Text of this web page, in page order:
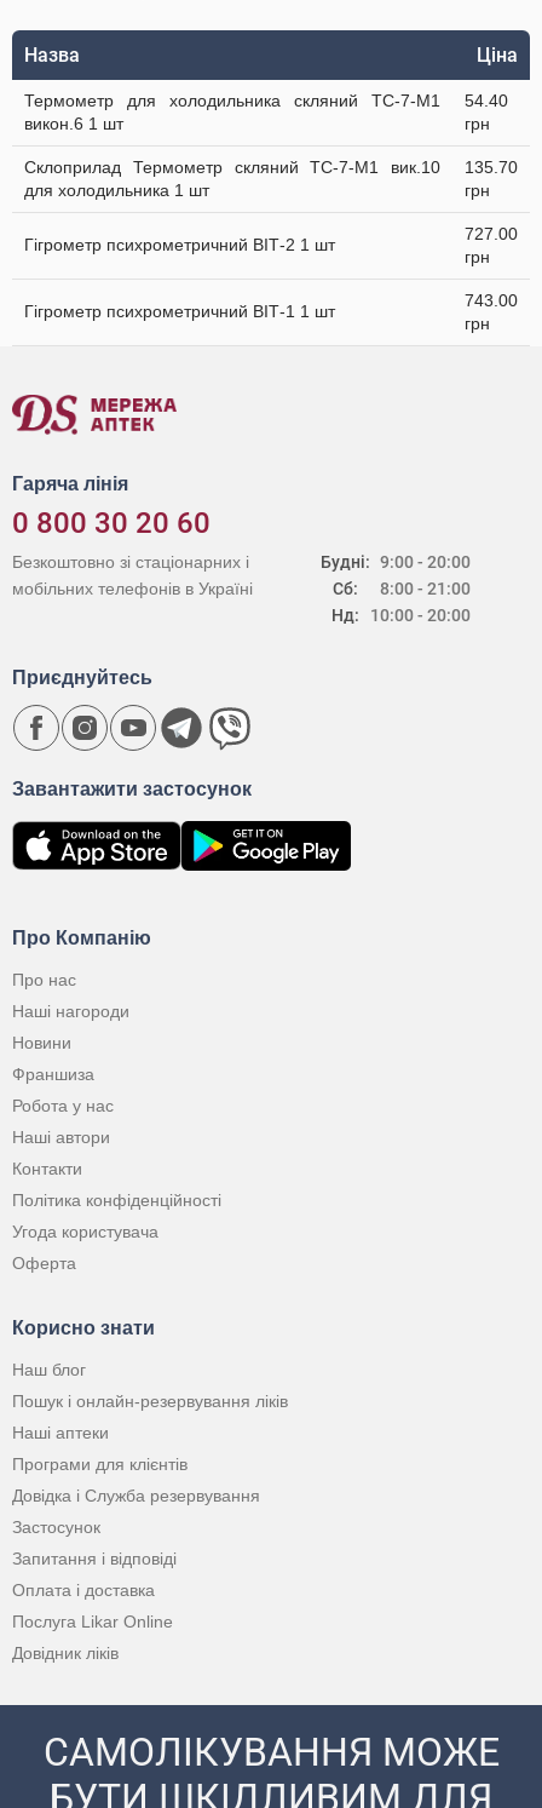
Назва Ціна
Термометр для холодильника скляний ТС-7-М1
викон.6 1 шт
54.40
грн
Склоприлад Термометр скляний ТС-7-М1 вик.10
для холодильника 1 шт
135.70
грн
Гігрометр психрометричний ВІТ-2 1 шт
727.00
грн
Гігрометр психрометричний ВІТ-1 1 шт
743.00
грн
Гаряча лінія
0 800 30 20 60
Будні:
Сб:
Нд:
9:00 - 20:00
8:00 - 21:00
10:00 - 20:00
Безкоштовно зі стаціонарних і
мобільних телефонів в Україні
Про Компанію
Про нас
Наші нагороди
Новини
Франшиза
Робота у нас
Наші автори
Контакти
Політика конфіденційності
Угода користувача
Оферта
Корисно знати
Наш блог
Пошук і онлайн-резервування ліків
Наші аптеки
Програми для клієнтів
Довідка і Служба резервування
Застосунок
Запитання і відповіді
Оплата і доставка
Послуга Likar Online
Довідник ліків
Завантажити застосунок
Приєднуйтесь
САМОЛІКУВАННЯ МОЖЕ